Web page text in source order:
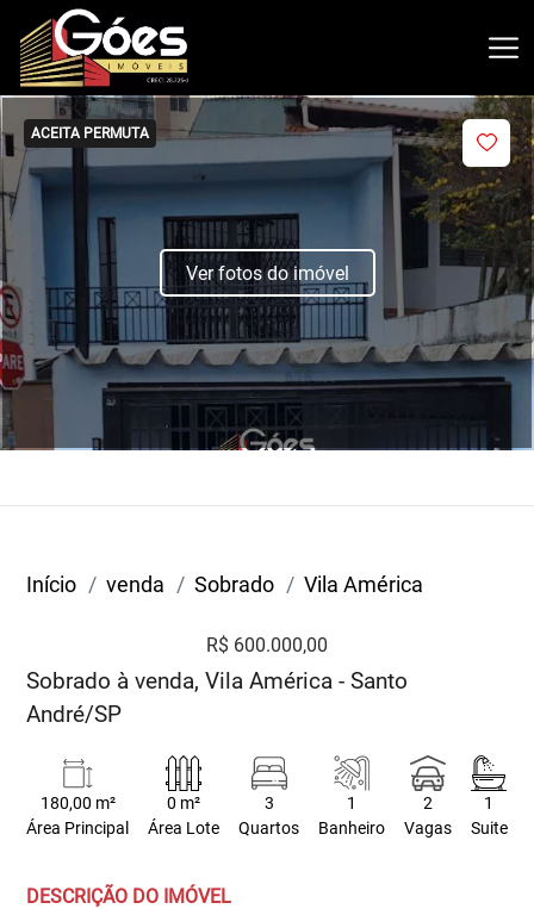
ACEITA PERMUTA
Ver fotos do imóvel
Início venda Sobrado Vila América
R$ 600.000,00
Sobrado à venda, Vila América - Santo
André/SP
180,00 m²
Área Principal
0 m²
Área Lote
3
Quartos
1
Banheiro
2
Vagas
1
Suite
DESCRIÇÃO DO IMÓVEL